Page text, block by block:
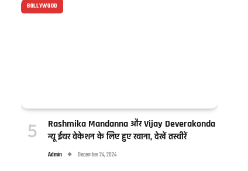
BOLLYWOOD
Rashmika Mandanna और Vijay Deverakonda
न्यू ईयर वेकेशन के लिए हुए रवाना, देखें तस्वीरें
Admin December 24, 2024